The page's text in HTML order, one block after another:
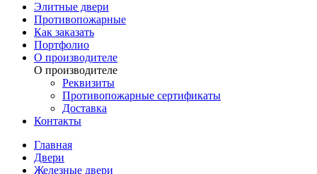
Элитные двери
Противопожарные
Как заказать
Портфолио
О производителе
О производителе
Реквизиты
Противопожарные сертификаты
Доставка
Контакты
Главная
Двери
Железные двери